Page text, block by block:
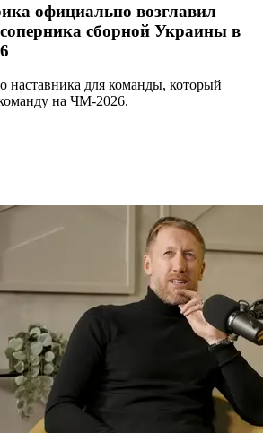
официально возглавил
сборной Украины в
для команды, который
на ЧМ-2026.